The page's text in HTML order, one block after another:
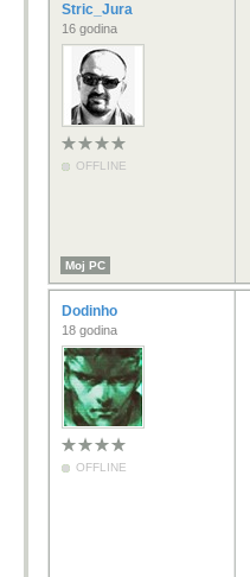
Stric_Jura
16 godina
OFFLINE
Moj PC
Dodinho
18 godina
OFFLINE